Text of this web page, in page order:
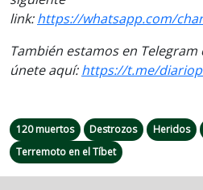
link:https://whatsapp.com/
También estamos en
únete aquí:https://t.me/
120 muertos Destrozos Heridos
Terremoto en el Tíbet